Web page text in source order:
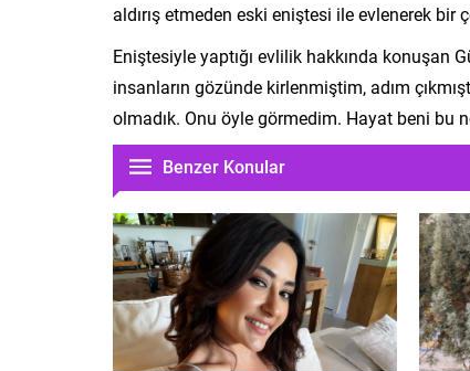
aldırış etmeden eski eniştesi ile evlenerek
Eniştesiyle yaptığı evlilik hakkında konuşan
insanların gözünde kirlenmiştim, adım
olmadık. Onu öyle görmedim. Hayat beni bu
Benzer Konular